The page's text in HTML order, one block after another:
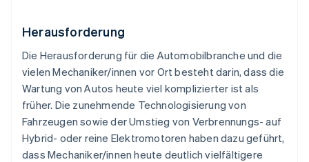
Herausforderung
Die Herausforderung für die Automobilbranche und die
vielen Mechaniker/innen vor Ort besteht darin, dass die
Wartung von Autos heute viel komplizierter ist als
früher. Die zunehmende Technologisierung von
Fahrzeugen sowie der Umstieg von Verbrennungs- auf
Hybrid- oder reine Elektromotoren haben dazu geführt,
dass Mechaniker/innen heute deutlich vielfältigere